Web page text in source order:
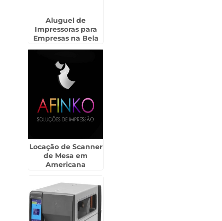
Aluguel de
Impressoras para
Empresas na Bela
Locação de Scanner
de Mesa em
Americana